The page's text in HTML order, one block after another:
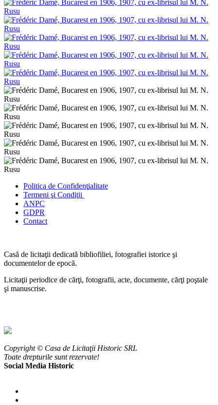
Politica de Confidenţialitate
Termeni şi Condiţii
ANPC
GDPR
Contact
Casă de licitaţii dedicată bibliofiliei, fotografiei istorice şi
documentelor de epocă.
Licitaţii periodice de cărţi, fotografii, acte, documente, cărţi poştale
şi manuscrise.
Copyright © Casa de Licitaţii Historic SRL
Toate drepturile sunt rezervate!
Social Media Historic